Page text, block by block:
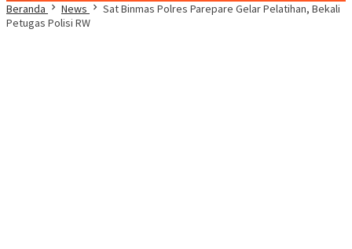
Beranda
News
Sat Binmas Polres Parepare Gelar Pelatihan, Bekali
Petugas Polisi RW